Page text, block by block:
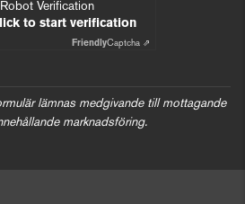
Verification
to start verification
FriendlyCaptcha ⇗
lämnas medgivande till mottagande
marknadsföring.